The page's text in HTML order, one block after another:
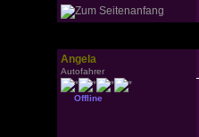
Angela
Autofahrer
Offline